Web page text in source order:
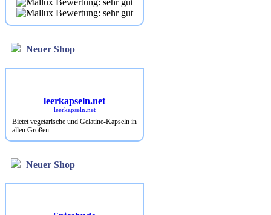
Neuer Shop
leerkapseln.net
Bietet vegetarische und Gelatine-Kapseln in
allen Größen.